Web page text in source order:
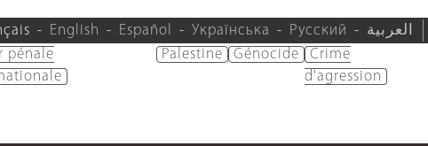
English Español Українська Русский العربية
pénale
Palestine Génocide
Crime
d'agression